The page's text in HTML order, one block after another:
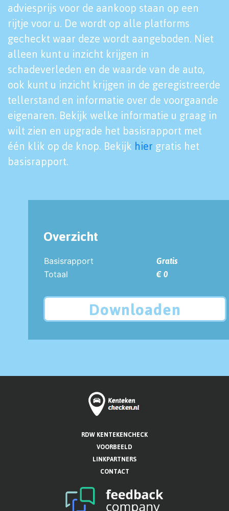
adviesprijs voor de aankoop staan op een
rijtje voor u. De wordt op alle platforms
gecheckt waar deze wordt aangeboden. Niet
alleen kunt u inzicht krijgen in
schadeverleden en de waarde van de auto,
ook kunt u inzicht krijgen in de geregistreerde
tellerstand en informatie over de voorgaande
eigenaren. Bekijk welke informatie u graag in
wilt zien en upgrade het basisrapport met
één klik op de knop. Bekijk hier gratis het
basisrapport.
Overzicht
Basisrapport
Gratis
Totaal
€ 0
Downloaden
RDW KENTEKENCHECK
VOORBEELD
LINKPARTNERS
CONTACT